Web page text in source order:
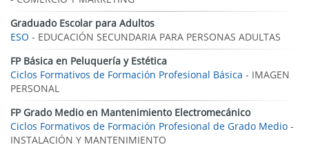
Graduado Escolar para Adultos
ESO - EDUCACIÓN SECUNDARIA PARA PERSONAS ADULTAS
FP Básica en Peluquería y Estética
Ciclos Formativos de Formación Profesional Básica - IMAGEN
PERSONAL
FP Grado Medio en Mantenimiento Electromecánico
Ciclos Formativos de Formación Profesional de Grado Medio -
INSTALACIÓN Y MANTENIMIENTO